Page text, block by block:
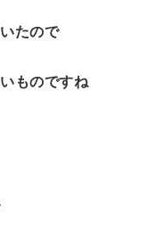
たので
ものですね